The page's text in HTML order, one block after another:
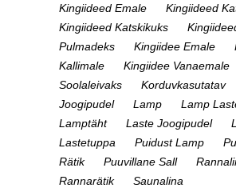
Kingiideed Emale
Kingiideed
Kingiideed Katskikuks
Pulmadeks
Kingiidee Emale
Kallimale
Kingiidee Vanaemale
Soolaleivaks
Korduvkasutatav
Joogipudel
Lamp
Lamp
Lamptäht
Laste Joogipudel
Lastetuppa
Puidust Lamp
Rätik
Puuvillane Sall
Rannarätik
Saunalina